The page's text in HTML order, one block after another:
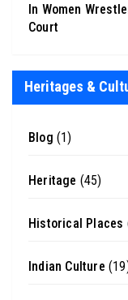
In Women
Court
Heritages &
Blog (1)
Heritage (45)
Historical Places
Indian Culture